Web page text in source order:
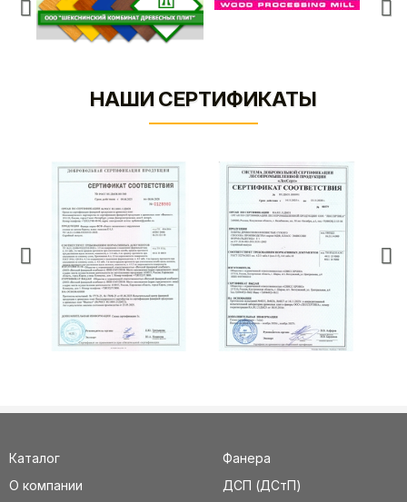
НАШИ СЕРТИФИКАТЫ
Каталог
О компании
Фанера
ДСП (ДСтП)